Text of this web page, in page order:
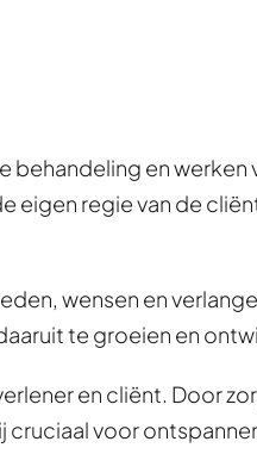
behandeling en werken
eigen regie van de
wensen en
te groeien en
en cliënt. Door
cruciaal voor